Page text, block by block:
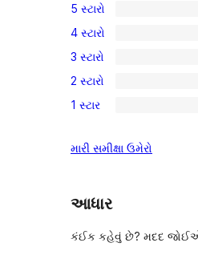
3
5-
સ્ટાર
સમીક્ષાઓ
5 સ્ટારો
0
4-
સ્ટાર
સમીક્ષાઓ
4 સ્ટારો
0
3-
સ્ટાર
3 સ્ટારો
0
2-
સમીક્ષાઓ
2 સ્ટારો
0
સ્ટાર
1 સ્ટાર
મારી સમીક્ષા ઉમેરો
આધાર
કંઈક કહેવું છે? મદદ